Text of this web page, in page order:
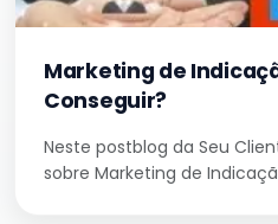
Marketing de
Conseguir?
Neste postblog da Seu
sobre Marketing de